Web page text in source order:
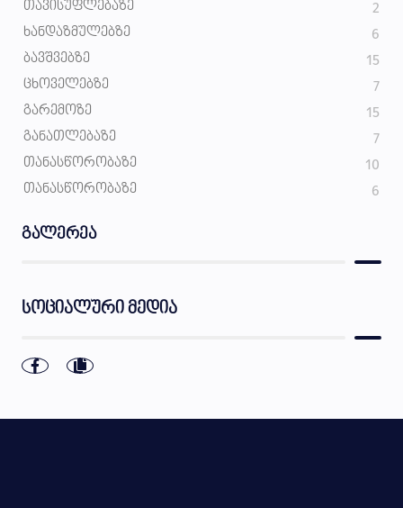
ᲗᲐᲕᲘᲡᲣᲤᲚᲔᲑᲐᲖᲔ 2
ᲮᲐᲜᲓᲐᲖᲛᲣᲚᲔᲑᲖᲔ 6
ᲑᲐᲕᲨᲕᲔᲑᲖᲔ 15
ᲪᲮᲝᲕᲔᲚᲔᲑᲖᲔ 7
ᲒᲐᲠᲔᲛᲝᲖᲔ 15
ᲒᲐᲜᲐᲗᲚᲔᲑᲐᲖᲔ 7
ᲗᲐᲜᲐᲡᲬᲝᲠᲝᲑᲐᲖᲔ 10
ᲗᲐᲜᲐᲡᲬᲝᲠᲝᲑᲐᲖᲔ 6
გალერეა
სოციალური მედია